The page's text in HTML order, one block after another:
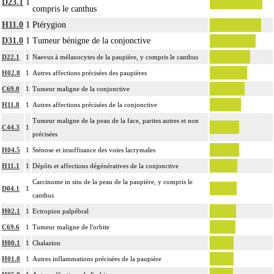
2.1.10
stades de réalisation, le compte rendu, le codage
Avec ou sans :
coloration spéciale
coupes sériées
2.1.10
La pièce d'exérèse pour examen anatomopathologique à visée carcinologique
[organes de voisinage] quel qu'en soit le nombre
les éventuelles recoupes
les noeuds [ganglions] lymphatiques ou groupes lymphonodaux
[ganglionnaires lymphatiques] satellites non différenciés par le préleveur
L'examen anatomopathologique à visée carcinologique, inclut : l'examen
anatomopathologique de lésion cancéreuse de découverte fortuite lors de
À l'exclusion de : examen anatomopathologique de lésion précancéreuse de
découverte fortuite lors de l'examen anatomopathologique
D23.1 1
compris le canthus
H11.0 1 Ptérygion
D31.0 1 Tumeur bénigne de la conjonctive
D22.1 1 Naevus à mélanocytes de la paupière, y compris le canthus
H02.8 1 Autres affections précisées des paupières
C69.0 1 Tumeur maligne de la conjonctive
H11.8 1 Autres affections précisées de la conjonctive
C44.3 1
Tumeur maligne de la peau de la face, parties autres et non
précisées
H04.5 1 Sténose et insuffisance des voies lacrymales
H11.1 1 Dépôts et affections dégénératives de la conjonctive
D04.1 1
Carcinome in situ de la peau de la paupière, y compris le
canthus
H02.1 1 Ectropion palpébral
C69.6 1 Tumeur maligne de l'orbite
H00.1 1 Chalazion
H01.8 1 Autres inflammations précisées de la paupière